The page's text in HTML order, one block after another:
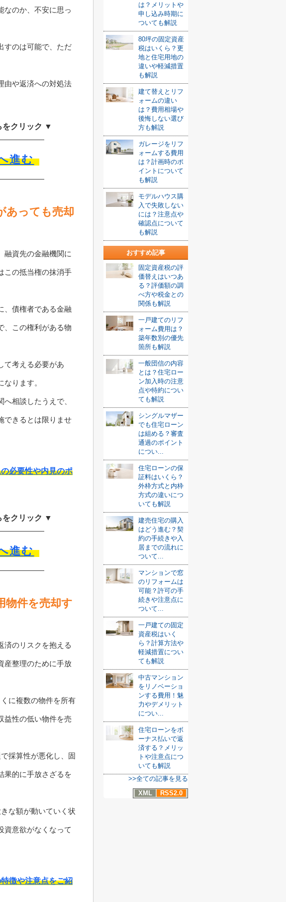
なのか、不安に思っ
すのは可能で、ただ
由や返済への対処法
をクリック ▼
進む
あっても売却
融資先の金融機関に
この抵当権の抹消手
、債権者である金融
、この権利がある物
て考える必要があ
ります。
相談したうえで、
できるとは限りませ
必要性や内見のポ
をクリック ▼
進む
物件を売却す
済のリスクを抱える
産整理のために手放
に複数の物件を所有
益性の低い物件を売
採算性が悪化し、固
果的に手放さざるを
な額が動いていく状
資意欲がなくなって
徴や注意点をご紹
は？メリットや
申し込み時期に
ついても解説
80坪の固定資産
税はいくら？更
地と住宅用地の
違いや軽減措置
も解説
建て替えとリフ
ォームの違い
は？費用相場や
後悔しない選び
方も解説
ガレージをリフ
ォームする費用
は？計画時のポ
イントについて
も解説
モデルハウス購
入で失敗しない
には？注意点や
確認点について
も解説
おすすめ記事
固定資産税の評
価替えはいつあ
る？評価額の調
べ方や税金との
関係も解説
一戸建てのリフ
ォーム費用は？
築年数別の優先
箇所も解説
一般団信の内容
とは？住宅ロー
ン加入時の注意
点や特約につい
ても解説
シングルマザー
でも住宅ローン
は組める？審査
通過のポイント
につい...
住宅ローンの保
証料はいくら？
外枠方式と内枠
方式の違いにつ
いても解説
建売住宅の購入
はどう進む？契
約の手続きや入
居までの流れに
ついて...
マンションで窓
のリフォームは
可能？許可の手
続きや注意点に
ついて...
一戸建ての固定
資産税はいく
ら？計算方法や
軽減措置につい
ても解説
中古マンション
をリノベーショ
ンする費用！魅
力やデメリット
につい...
住宅ローンをボ
ーナス払いで返
済する？メリッ
トや注意点につ
いても解説
>>全ての記事を見る
XML
RSS2.0